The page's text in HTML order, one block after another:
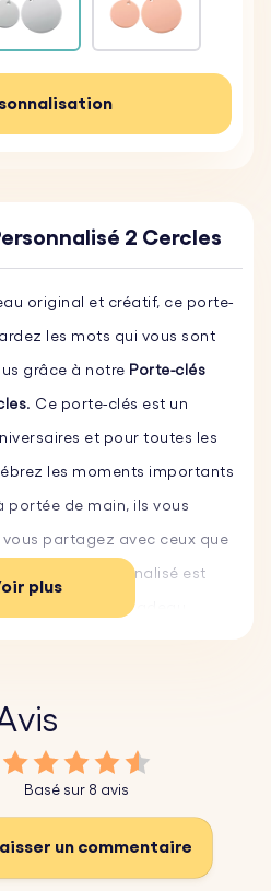
2 Cercles
original et créatif, ce porte-
les mots qui vous sont
grâce à notre Porte-clés
. Ce porte-clés est un
et pour toutes les
les moments importants
portée de main, ils vous
partagez avec ceux que
gravé personnalisé est
recherchent un cadeau
Personnalisez le
vous.
:
texte gravé et choisissez
de caractères.
plus
Basé sur 8 avis
un commentaire